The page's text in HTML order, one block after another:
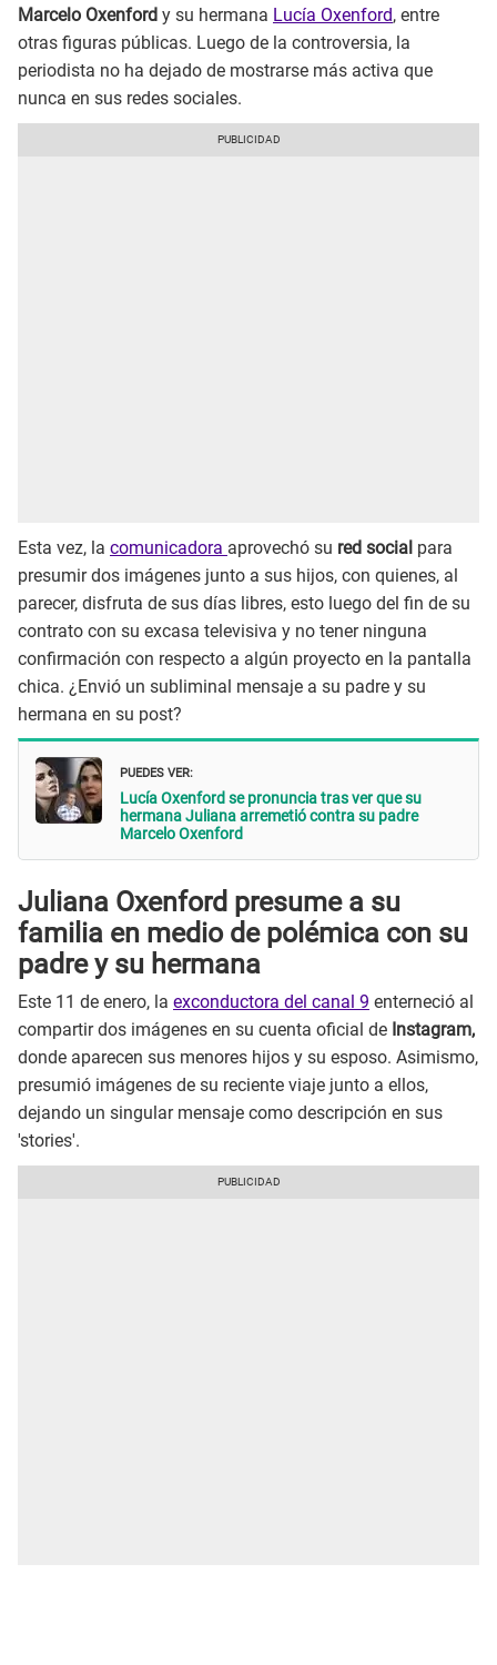
Marcelo Oxenford y su hermana Lucía Oxenford, entre
otras figuras públicas. Luego de la controversia, la
periodista no ha dejado de mostrarse más activa que
nunca en sus redes sociales.
Esta vez, la comunicadora aprovechó su red social para
presumir dos imágenes junto a sus hijos, con quienes, al
parecer, disfruta de sus días libres, esto luego del fin de su
contrato con su excasa televisiva y no tener ninguna
confirmación con respecto a algún proyecto en la pantalla
chica. ¿Envió un subliminal mensaje a su padre y su
hermana en su post?
PUEDES VER:
Lucía Oxenford se pronuncia tras ver que su
hermana Juliana arremetió contra su padre
Marcelo Oxenford
Juliana Oxenford presume a su
familia en medio de polémica con su
padre y su hermana
Este 11 de enero, la exconductora del canal 9 enterneció al
compartir dos imágenes en su cuenta oficial de Instagram,
donde aparecen sus menores hijos y su esposo. Asimismo,
presumió imágenes de su reciente viaje junto a ellos,
dejando un singular mensaje como descripción en sus
'stories'.